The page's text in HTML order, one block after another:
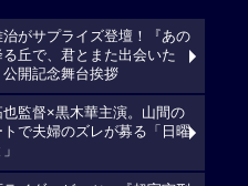
治がサプライズ登壇！『あの
る丘で、君とまた出会いた
公開記念舞台挨拶
也監督×黒木華主演。山間の
トで夫婦のズレが募る「日曜